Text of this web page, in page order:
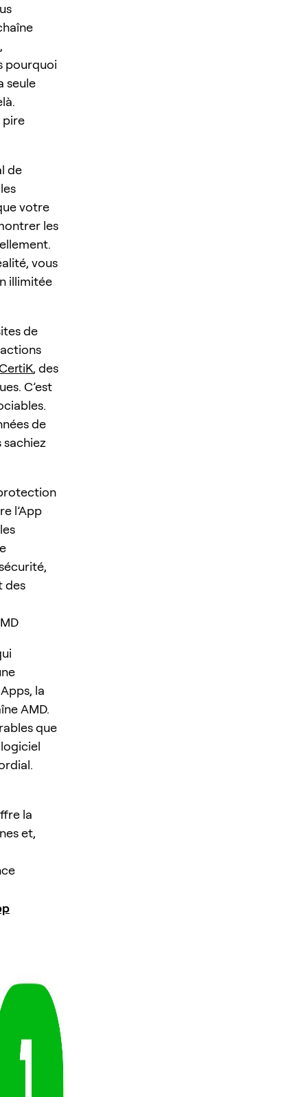
pourquoi
seule
pire
de
votre
les
vous
illimitée
de
, des
C’est
de
l’App
des
la
AMD.
que
la
et,